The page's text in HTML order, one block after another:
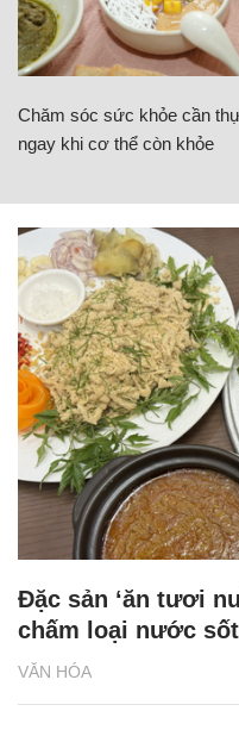
Chăm sóc sức khỏe cần
ngay khi cơ thể còn khỏe
VĂN HÓA
Đặc sản ‘ăn tươi
chấm loại nước